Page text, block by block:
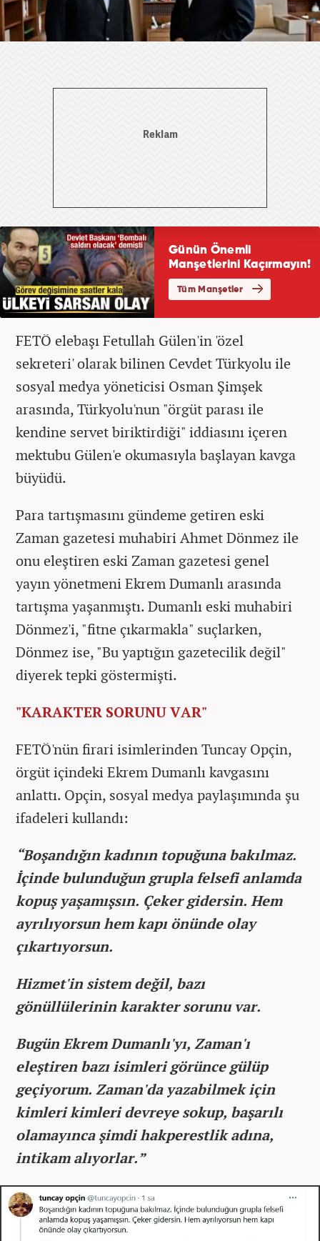
FETÖ elebaşı Fetullah Gülen'in 'özel
sekreteri' olarak bilinen Cevdet Türkyolu ile
sosyal medya yöneticisi Osman Şimşek
arasında, Türkyolu'nun "örgüt parası ile
kendine servet biriktirdiği" iddiasını içeren
mektubu Gülen'e okumasıyla başlayan kavga
büyüdü.
Para tartışmasını gündeme getiren eski
Zaman gazetesi muhabiri Ahmet Dönmez ile
onu eleştiren eski Zaman gazetesi genel
yayın yönetmeni Ekrem Dumanlı arasında
tartışma yaşanmıştı. Dumanlı eski muhabiri
Dönmez'i, "fitne çıkarmakla" suçlarken,
Dönmez ise, "Bu yaptığın gazetecilik değil"
diyerek tepki göstermişti.
"KARAKTER SORUNU VAR"
FETÖ'nün firari isimlerinden Tuncay Opçin,
örgüt içindeki Ekrem Dumanlı kavgasını
anlattı. Opçin, sosyal medya paylaşımında şu
ifadeleri kullandı:
“Boşandığın kadının topuğuna bakılmaz.
İçinde bulunduğun grupla felsefi anlamda
kopuş yaşamışsın. Çeker gidersin. Hem
ayrılıyorsun hem kapı önünde olay
çıkartıyorsun.
Hizmet'in sistem değil, bazı
gönüllülerinin karakter sorunu var.
Bugün Ekrem Dumanlı'yı, Zaman'ı
eleştiren bazı isimleri görünce gülüp
geçiyorum. Zaman'da yazabilmek için
kimleri kimleri devreye sokup, başarılı
olamayınca şimdi hakperestlik adına,
intikam alıyorlar.”